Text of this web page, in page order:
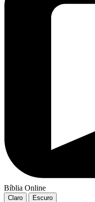
Bíblia Online
Claro Escuro